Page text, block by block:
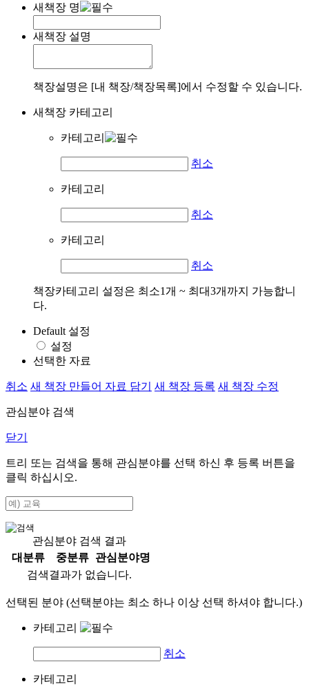
새책장 명
새책장 설명
책장설명은 [내 책장/책장목록]에서 수정할 수 있습니다.
새책장 카테고리
카테고리
취소
카테고리
취소
카테고리
취소
책장카테고리 설정은 최소1개 ~ 최대3개까지 가능합니
다.
Default 설정
설정
선택한 자료
취소 새 책장 만들어 자료 담기 새 책장 등록 새 책장 수정
관심분야 검색
닫기
트리 또는 검색을 통해 관심분야를 선택 하신 후 등록 버튼을
클릭 하십시오.
관심분야 검색 결과
대분류
중분류
관심분야명
검색결과가 없습니다.
선택된 분야 (선택분야는 최소 하나 이상 선택 하셔야 합니다.)
카테고리
취소
카테고리